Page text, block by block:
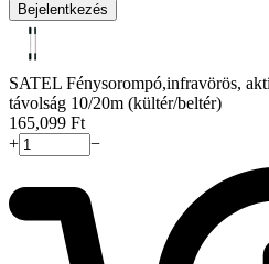
Bejelentkezés
SATEL Fénysorompó,infravörös,
távolság 10/20m (kültér/beltér)
165,099 Ft
+
−